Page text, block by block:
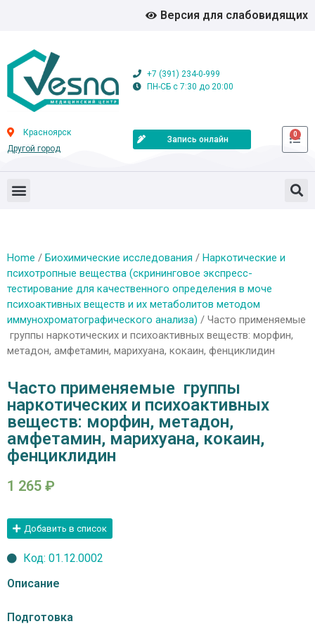
Версия для слабовидящих
+7 (391) 234-0-999
ПН-СБ с 7:30 до 20:00
Красноярск
Другой город
Запись онлайн
0
Home / Биохимические исследования / Наркотические и
психотропные вещества (скрининговое экспресс-
тестирование для качественного определения в моче
психоактивных веществ и их метаболитов методом
иммунохроматографического анализа) / Часто применяемые
группы наркотических и психоактивных веществ: морфин,
метадон, амфетамин, марихуана, кокаин, фенциклидин
Часто применяемые группы
наркотических и психоактивных
веществ: морфин, метадон,
амфетамин, марихуана, кокаин,
фенциклидин
1 265 ₽
Добавить в список
Код: 01.12.0002
Описание
Подготовка